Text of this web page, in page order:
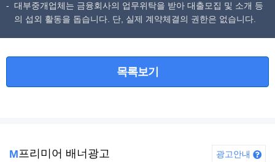
대부중개업체는 금융회사의 업무위탁을 받아 대출모집 및 소개 등
의 섭외 활동을 돕습니다. 단, 실제 계약체결의 권한은 없습니다.
목록보기
M프리미어 배너광고 광고안내